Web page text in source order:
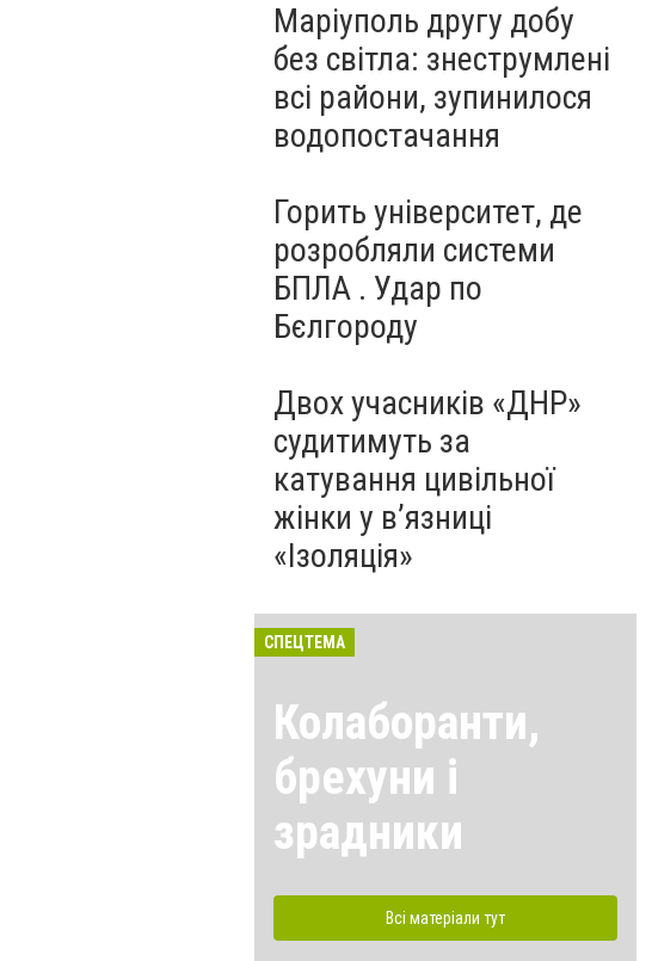
Маріуполь другу добу
без світла: знеструмлені
всі райони, зупинилося
водопостачання
Горить університет, де
розробляли системи
БПЛА . Удар по
Бєлгороду
Двох учасників «ДНР»
судитимуть за
катування цивільної
жінки у в’язниці
«Ізоляція»
СПЕЦТЕМА
Колаборанти,
брехуни і
зрадники
Всі матеріали тут